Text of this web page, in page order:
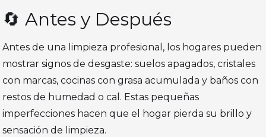
🔄 Antes y Después
Antes de una limpieza profesional, los hogares pueden
mostrar signos de desgaste: suelos apagados, cristales
con marcas, cocinas con grasa acumulada y baños con
restos de humedad o cal. Estas pequeñas
imperfecciones hacen que el hogar pierda su brillo y
sensación de limpieza.